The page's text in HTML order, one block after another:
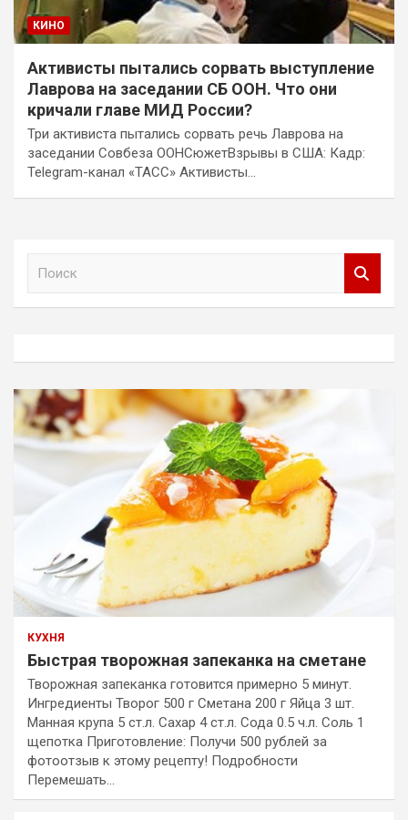
КИНО
Активисты пытались сорвать выступление
Лаврова на заседании СБ ООН. Что они
кричали главе МИД России?
Три активиста пытались сорвать речь Лаврова на
заседании Совбеза ООНСюжетВзрывы в США: Кадр:
Telegram-канал «ТАСС» Активисты…
КУХНЯ
Быстрая творожная запеканка на сметане
Творожная запеканка готовится примерно 5 минут.
Ингредиенты Творог 500 г Сметана 200 г Яйца 3 шт.
Манная крупа 5 ст.л. Сахар 4 ст.л. Сода 0.5 ч.л. Соль 1
щепотка Приготовление: Получи 500 рублей за
фотоотзыв к этому рецепту! Подробности
Перемешать…